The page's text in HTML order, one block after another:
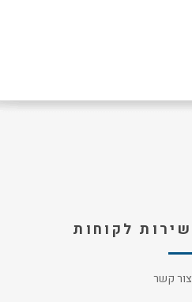
שירות לקוחות
צור קשר